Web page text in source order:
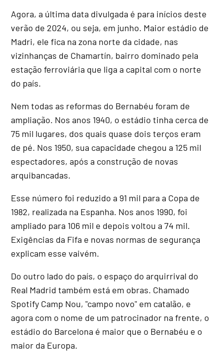
Agora, a última data divulgada é para inícios deste
verão de 2024, ou seja, em junho. Maior estádio de
Madri, ele fica na zona norte da cidade, nas
vizinhanças de Chamartín, bairro dominado pela
estação ferroviária que liga a capital com o norte
do país.
Nem todas as reformas do Bernabéu foram de
ampliação. Nos anos 1940, o estádio tinha cerca de
75 mil lugares, dos quais quase dois terços eram
de pé. Nos 1950, sua capacidade chegou a 125 mil
espectadores, após a construção de novas
arquibancadas.
Esse número foi reduzido a 91 mil para a Copa de
1982, realizada na Espanha. Nos anos 1990, foi
ampliado para 106 mil e depois voltou a 74 mil.
Exigências da Fifa e novas normas de segurança
explicam esse vaivém.
Do outro lado do país, o espaço do arquirrival do
Real Madrid também está em obras. Chamado
Spotify Camp Nou, "campo novo" em catalão, e
agora com o nome de um patrocinador na frente, o
estádio do Barcelona é maior que o Bernabéu e o
maior da Europa.